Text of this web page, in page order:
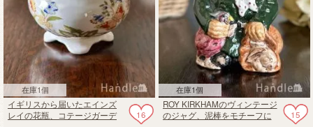
在庫1個
16
イギリスから届いたエインズ
レイの花瓶、コテージガーデ
在庫1個
15
ROY KIRKHAMのヴィンテージ
のジャグ、泥棒をモチーフに